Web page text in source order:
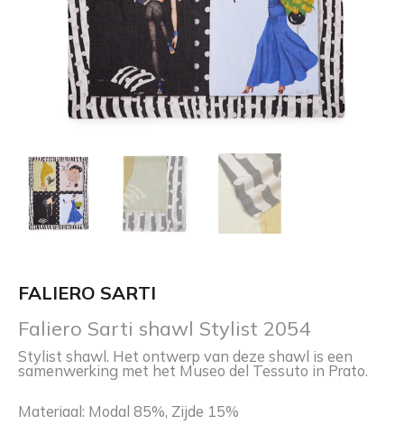
FALIERO SARTI
Faliero Sarti shawl Stylist 2054
Stylist shawl. Het ontwerp van deze shawl is een
samenwerking met het Museo del Tessuto in Prato.
Materiaal: Modal 85%, Zijde 15%